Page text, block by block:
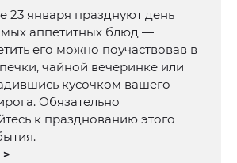
23 января празднуют день
аппетитных блюд —
его можно поучаствовав в
чайной вечеринке или
кусочком вашего
Обязательно
к празднованию этого
>